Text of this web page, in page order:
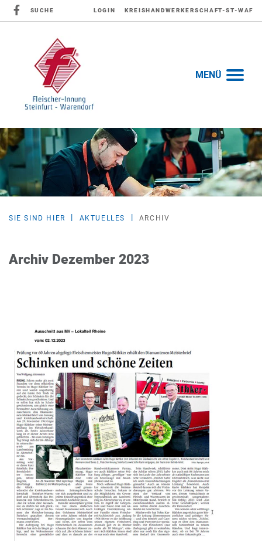
SUCHE LOGIN KREISHANDWERKERSCHAFT-ST-WAF
MENÜ
SIE SIND HIER AKTUELLES ARCHIV
Archiv Dezember 2023